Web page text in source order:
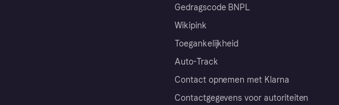
Gedragscode BNPL
Wikipink
Toegankelijkheid
Auto-Track
Contact opnemen met Klarna
Contactgegevens voor autoriteiten